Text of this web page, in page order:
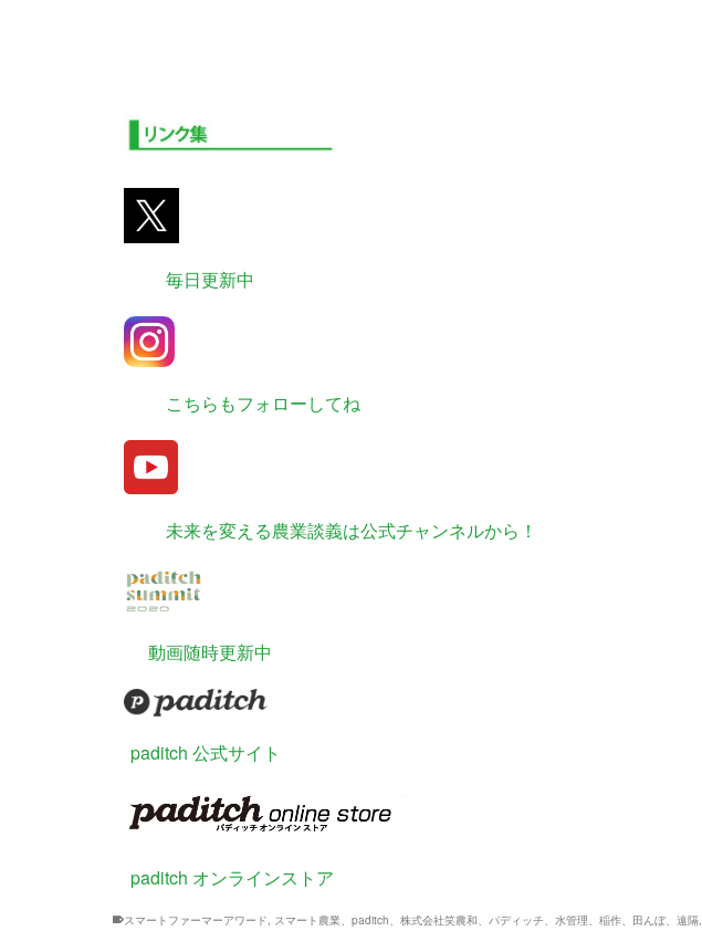
毎日更新中
こちらもフォローしてね
未来を変える農業談義は公式チャンネルから！
動画随時更新中
paditch 公式サイト
paditch オンラインストア
スマートファーマーアワード, スマート農業、paditch、株式会社笑農和、パディッチ、水管理、稲作、田んぼ、遠隔,